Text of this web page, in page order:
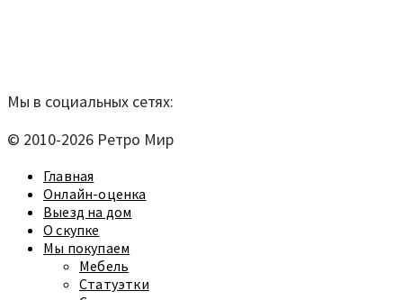
Мы в социальных сетях:
© 2010-2026 Ретро Мир
Главная
Онлайн-оценка
Выезд на дом
О скупке
Мы покупаем
Мебель
Статуэтки